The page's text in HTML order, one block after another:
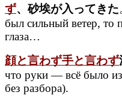
ず、砂埃が入ってきた
был сильный ветер, то
глаза…
顔と言わず手と言わず
что руки — всё было
без разбора).